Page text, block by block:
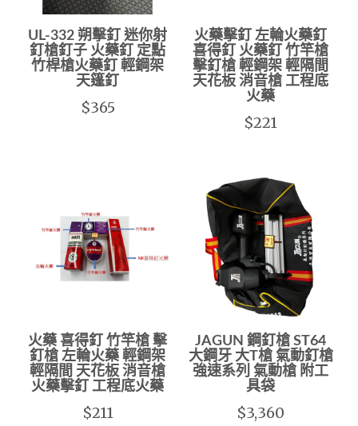
UL-332 朔擊釘 迷你射
釘槍釘子 火藥釘 定點
竹桿槍火藥釘 輕鋼架
天篷釘
$365
火藥擊釘 左輪火藥釘
喜得釘 火藥釘 竹竿槍
擊釘槍 輕鋼架 輕隔間
天花板 消音槍 工程底
火藥
$221
火藥 喜得釘 竹竿槍 擊
釘槍 左輪火藥 輕鋼架
輕隔間 天花板 消音槍
火藥擊釘 工程底火藥
$211
JAGUN 鋼釘槍 ST64
大鋼牙 大T槍 氣動釘槍
強速系列 氣動槍 附工
具袋
$3,360